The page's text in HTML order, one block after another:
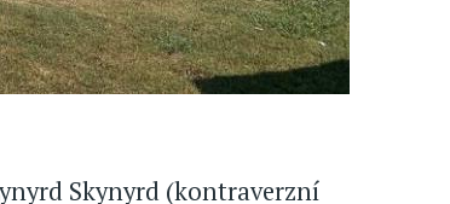
Skynyrd (kontraverzní